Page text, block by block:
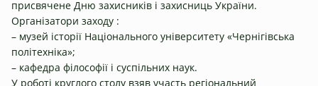
присвячене Дню захисників і захисниць України.
Організатори заходу :
– музей історії Національного університету «Чернігівська
політехніка»;
– кафедра філософії і суспільних наук.
У роботі круглого столу взяв участь регіональний